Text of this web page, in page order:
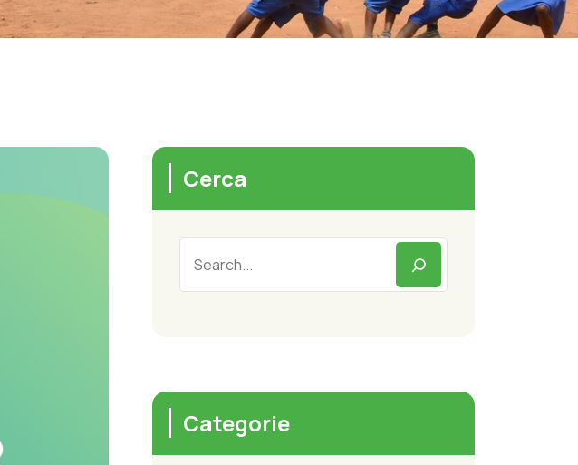
Cerca
Categorie